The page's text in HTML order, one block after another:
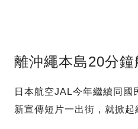
離沖繩本島20分鐘
日本航空JAL今年繼續同國
新宣傳短片一出街，就掀起